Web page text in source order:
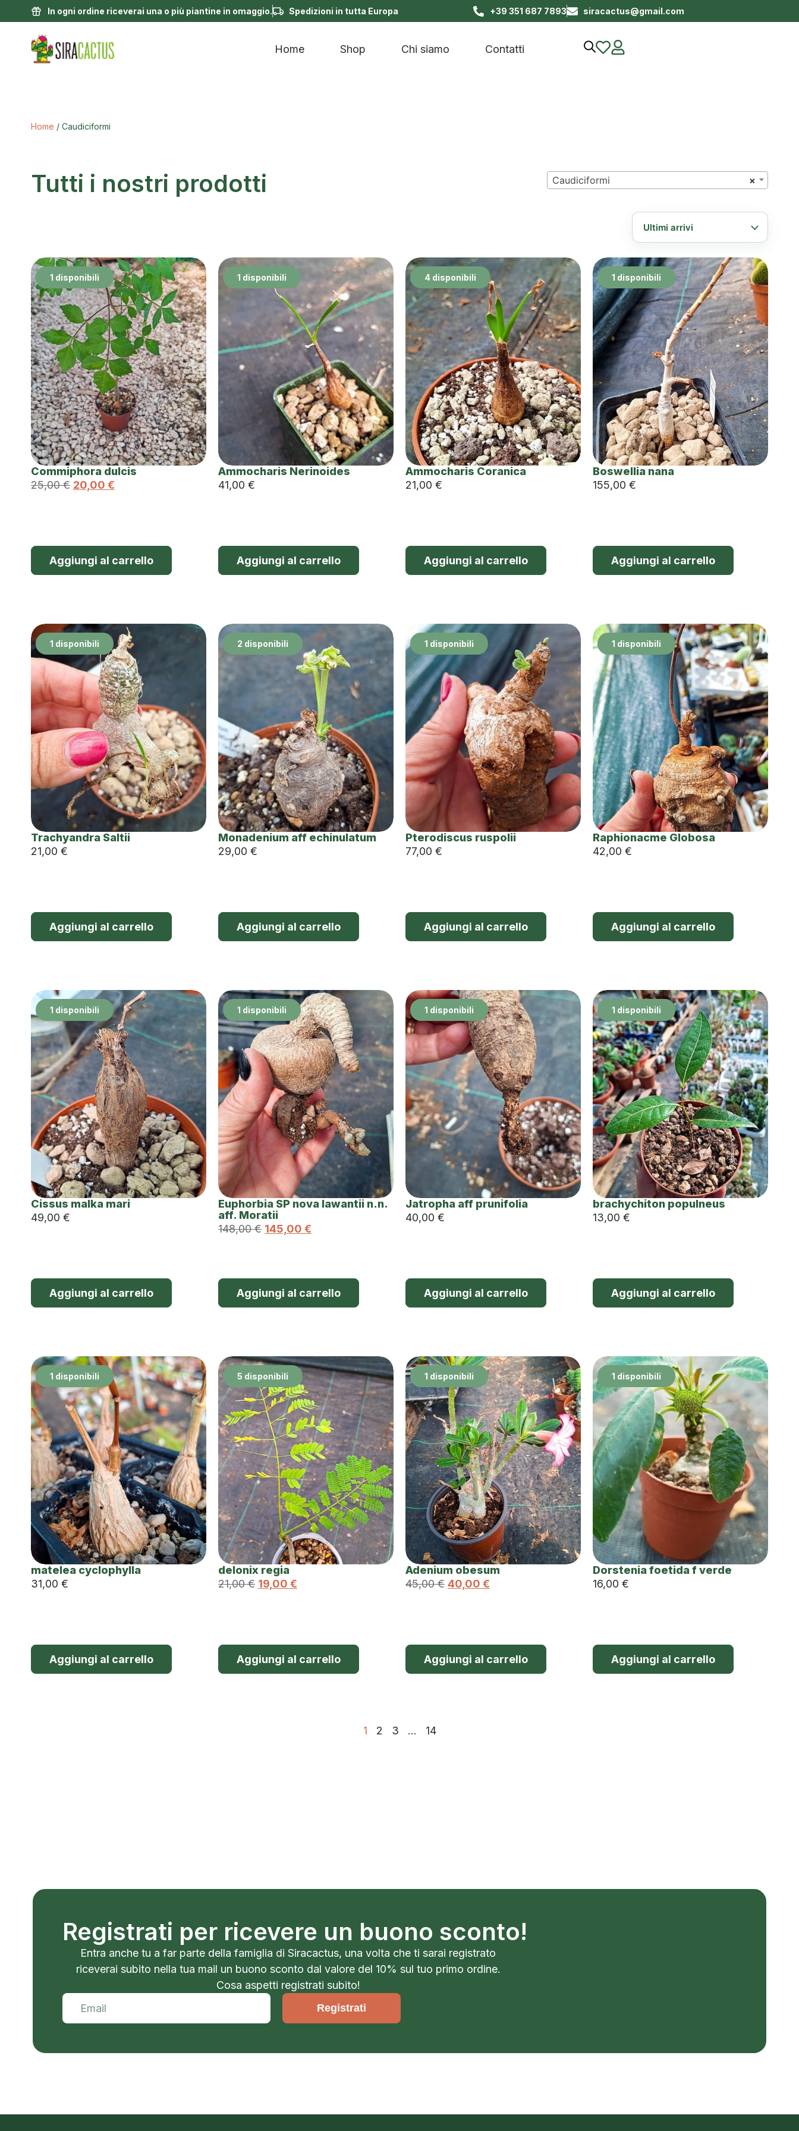
In ogni ordine riceverai una o più piantine in omaggio. Spedizioni in tutta Europa +39 351 687 7893 siracactus@gmail.com
Home Shop Chi siamo Contatti
Home / Caudiciformi
Tutti i nostri prodotti ×
Caudiciformi
1 disponibili
Commiphora dulcis
25,00€ 20,00 €
Aggiungi al carrello
1 disponibili
Ammocharis Nerinoides
41,00 €
Aggiungi al carrello
4 disponibili
Ammocharis Coranica
21,00 €
Aggiungi al carrello
1 disponibili
Boswellia nana
155,00 €
Aggiungi al carrello
1 disponibili
Trachyandra Saltii
21,00 €
Aggiungi al carrello
2 disponibili
Monadenium aff echinulatum
29,00 €
Aggiungi al carrello
1 disponibili
Pterodiscus ruspolii
77,00 €
Aggiungi al carrello
1 disponibili
Raphionacme Globosa
42,00 €
Aggiungi al carrello
1 disponibili
Cissus malka mari
49,00 €
Aggiungi al carrello
1 disponibili
Euphorbia SP nova lawantii n.n.
aff. Moratii
148,00€ 145,00 €
Aggiungi al carrello
1 disponibili
Jatropha aff prunifolia
40,00 €
Aggiungi al carrello
1 disponibili
brachychiton populneus
13,00 €
Aggiungi al carrello
1 disponibili
matelea cyclophylla
31,00 €
Aggiungi al carrello
5 disponibili
delonix regia
21,00€ 19,00 €
Aggiungi al carrello
1 disponibili
Adenium obesum
45,00€ 40,00 €
Aggiungi al carrello
1 disponibili
Dorstenia foetida f verde
16,00 €
Aggiungi al carrello
1 2 3 … 14
Registrati per ricevere un buono sconto!
Entra anche tu a far parte della famiglia di Siracactus, una volta che ti sarai registrato
riceverai subito nella tua mail un buono sconto dal valore del 10% sul tuo primo ordine.
Cosa aspetti registrati subito!
Registrati